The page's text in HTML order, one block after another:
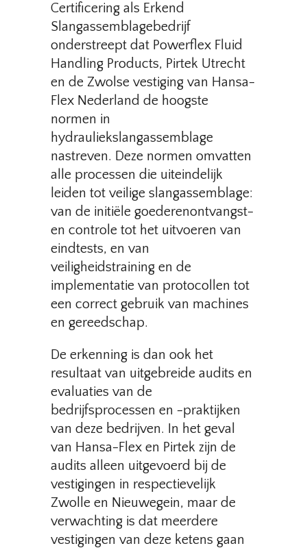
Certificering als Erkend
Slangassemblagebedrijf
onderstreept dat Powerflex Fluid
Handling Products, Pirtek Utrecht
en de Zwolse vestiging van Hansa-
Flex Nederland de hoogste
normen in
hydrauliekslangassemblage
nastreven. Deze normen omvatten
alle processen die uiteindelijk
leiden tot veilige slangassemblage:
van de initiële goederenontvangst-
en controle tot het uitvoeren van
eindtests, en van
veiligheidstraining en de
implementatie van protocollen tot
een correct gebruik van machines
en gereedschap.
De erkenning is dan ook het
resultaat van uitgebreide audits en
evaluaties van de
bedrijfsprocessen en -praktijken
van deze bedrijven. In het geval
van Hansa-Flex en Pirtek zijn de
audits alleen uitgevoerd bij de
vestigingen in respectievelijk
Zwolle en Nieuwegein, maar de
verwachting is dat meerdere
vestigingen van deze ketens gaan